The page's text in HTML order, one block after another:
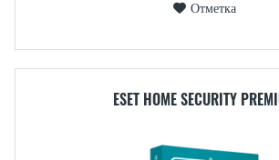
Отметка
ESET HOME SECURITY